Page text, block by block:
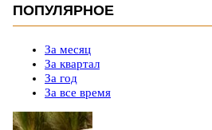
ПОПУЛЯРНОЕ
За месяц
За квартал
За год
За все время